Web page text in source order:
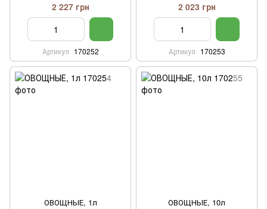
2 227 грн
Артикул 170252
2 023 грн
Артикул 170253
ОВОЩНЫЕ, 1л ОВОЩНЫЕ, 10л